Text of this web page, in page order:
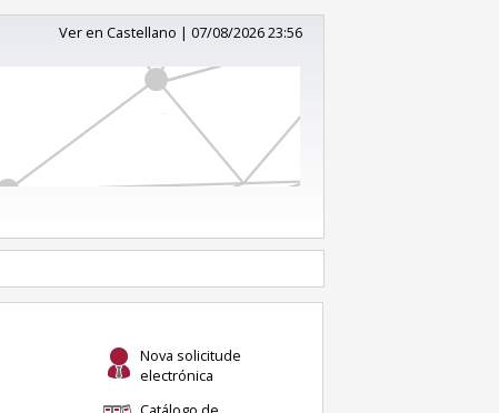
Ver en Castellano | 07/08/2026 23:56
Nova solicitude
electrónica